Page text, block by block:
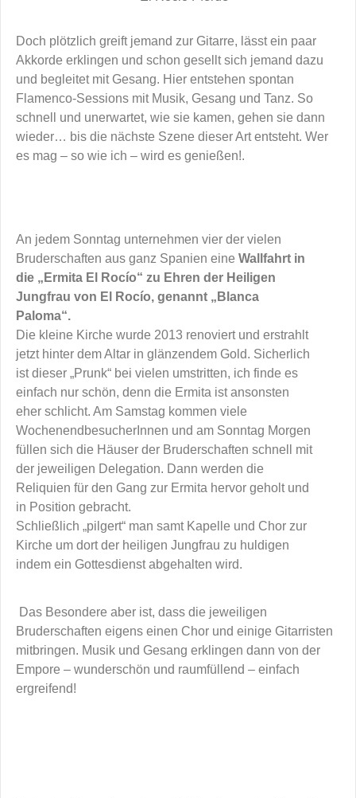
Doch plötzlich greift jemand zur Gitarre, lässt ein paar
Akkorde erklingen und schon gesellt sich jemand dazu
und begleitet mit Gesang. Hier entstehen spontan
Flamenco-Sessions mit Musik, Gesang und Tanz. So
schnell und unerwartet, wie sie kamen, gehen sie dann
wieder… bis die nächste Szene dieser Art entsteht. Wer
es mag – so wie ich – wird es genießen!.
An jedem Sonntag unternehmen vier der vielen
Bruderschaften aus ganz Spanien eine Wallfahrt in
die „Ermita El Rocío“ zu Ehren der Heiligen
Jungfrau von El Rocío, genannt „Blanca
Paloma“.
Die kleine Kirche wurde 2013 renoviert und erstrahlt
jetzt hinter dem Altar in glänzendem Gold. Sicherlich
ist dieser „Prunk“ bei vielen umstritten, ich finde es
einfach nur schön, denn die Ermita ist ansonsten
eher schlicht. Am Samstag kommen viele
WochenendbesucherInnen und am Sonntag Morgen
füllen sich die Häuser der Bruderschaften schnell mit
der jeweiligen Delegation. Dann werden die
Reliquien für den Gang zur Ermita hervor geholt und
in Position gebracht.
Schließlich „pilgert“ man samt Kapelle und Chor zur
Kirche um dort der heiligen Jungfrau zu huldigen
indem ein Gottesdienst abgehalten wird.
Das Besondere aber ist, dass die jeweiligen
Bruderschaften eigens einen Chor und einige Gitarristen
mitbringen. Musik und Gesang erklingen dann von der
Empore – wunderschön und raumfüllend – einfach
ergreifend!